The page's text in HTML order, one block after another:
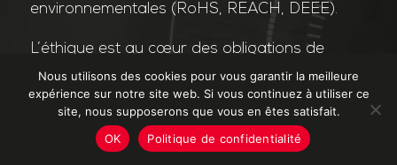
environnementales (RoHS, REACH, DEEE).
L’éthique est au cœur des obligations de
l’entreprise et de ses valeurs. Nos affaires
sont conduites dans le strict respect des
différentes lois applicables dans le domaine
de la lutte contre la corruption et le trafic
Nous utilisons des cookies pour vous garantir la meilleure
expérience sur notre site web. Si vous continuez à utiliser ce
site, nous supposerons que vous en êtes satisfait.
OK
Politique de confidentialité